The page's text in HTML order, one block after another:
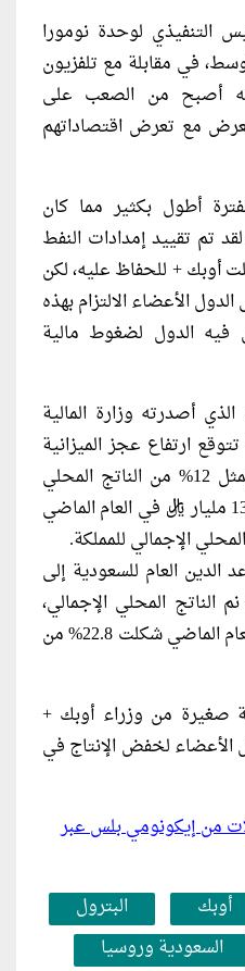
التنفيذي لوحدة نومورا
في مقابلة مع تلفزيون
إنه أصبح من الصعب على
مع تعرض اقتصاداتهم
أطول بكثير مما كان
تم تقييد إمدادات النفط
أوبك + للحفاظ عليه، لكن
الأعضاء الالتزام بهذه
الدول لضغوط مالية
الذي أصدرته وزارة المالية
ارتفاع عجز الميزانية
العامة إلى 298 مليار ريال، يمثل 12% من الناتج المحلي
الإجمالي، مقارنة بعجز بلغ 133 مليار ريال في العام الماضي
الدين العام للسعودية إلى
ريال، ليشكل 34% نم الناتج المحلي الإجمالي،
مقارنة بـ 678 مليار ريال في العام الماضي شكلت 22.8% من
صغيرة من وزراء أوبك +
الأعضاء لخفض الإنتاج في
من إيكونومي بلس عبر
أوبك
البترول
السعودية وروسيا